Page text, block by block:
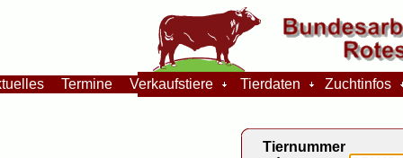
Termine Verkaufstiere Tierdaten Zuchtinfos
Tiernummer